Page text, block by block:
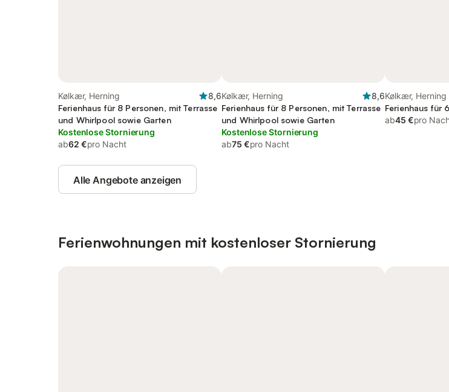
Kølkær, Herning
8,6
Ferienhaus für 8 Personen, mit Terrasse
und Whirlpool sowie Garten
Kostenlose Stornierung
ab62 €pro Nacht
Kølkær, Herning
8,6
Ferienhaus für 8 Personen, mit Terrasse
und Whirlpool sowie Garten
Kostenlose Stornierung
ab75 €pro Nacht
Kølkær, Herning
Ferienhaus für
ab45 €pro
Alle Angebote anzeigen
Ferienwohnungen mit kostenloser Stornierung